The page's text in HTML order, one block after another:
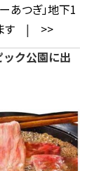
ーあつぎ」地下1
す | >>
ック公園に出